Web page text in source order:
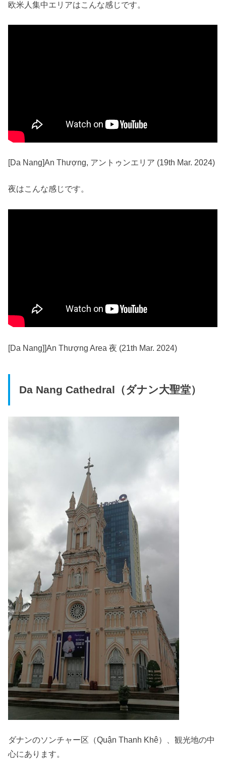
欧米人集中エリアはこんな感じです。
[Da Nang]An Thượng, アントゥンエリア (19th Mar. 2024)
夜はこんな感じです。
[Da Nang]]An Thượng Area 夜 (21th Mar. 2024)
Da Nang Cathedral（ダナン大聖堂）
ダナンのソンチャー区（Quận Thanh Khê）、観光地の中
心にあり ます。